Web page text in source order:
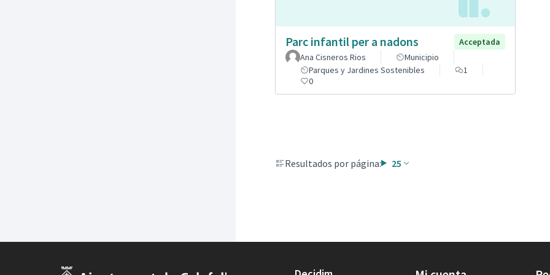
Parc infantil per a nadons
Acceptada
Ana Cisneros Rios
Municipio
Parques y Jardines Sostenibles
1
0
Resultados por página: 25